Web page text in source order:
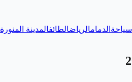
سياحة الدمامالرياضالطائفالمدينة المنورة